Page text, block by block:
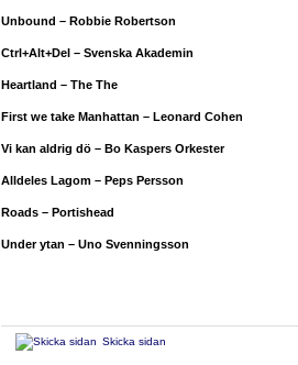
Unbound – Robbie Robertson
Ctrl+Alt+Del – Svenska Akademin
Heartland – The The
First we take Manhattan – Leonard Cohen
Vi kan aldrig dö – Bo Kaspers Orkester
Alldeles Lagom – Peps Persson
Roads – Portishead
Under ytan – Uno Svenningsson
Skicka sidan